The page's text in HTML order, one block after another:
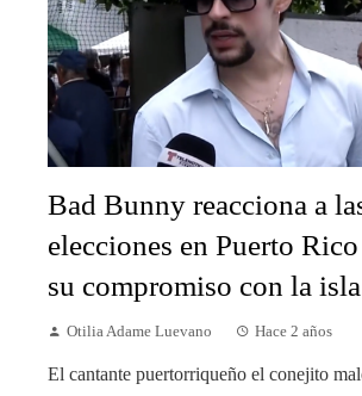
Bad Bunny reacciona a
elecciones en Puerto
su compromiso con la isla
Otilia Adame Luevano Hace 2 años
El cantante puertorriqueño el conejito